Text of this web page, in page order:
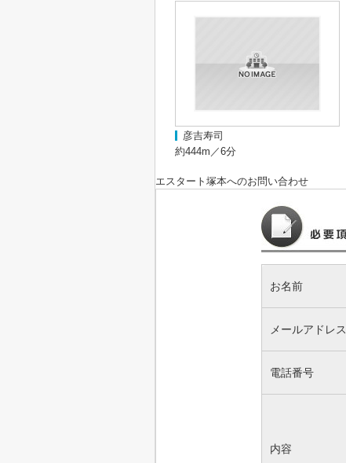
彦吉寿司
約444m／6分
エスタート塚本へのお問い合わせ
お名前
メールアドレス
電話番号
内容